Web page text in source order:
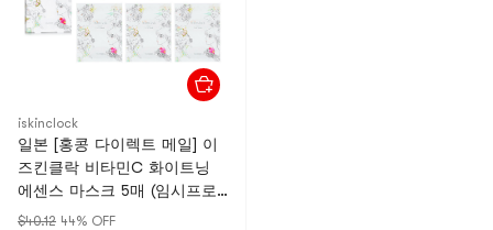
iskinclock
일본 [홍콩 다이렉트 메일] 이
즈킨클락 비타민C 화이트닝
에센스 마스크 5매 (임시프로
모션)
$40.12 44% OFF